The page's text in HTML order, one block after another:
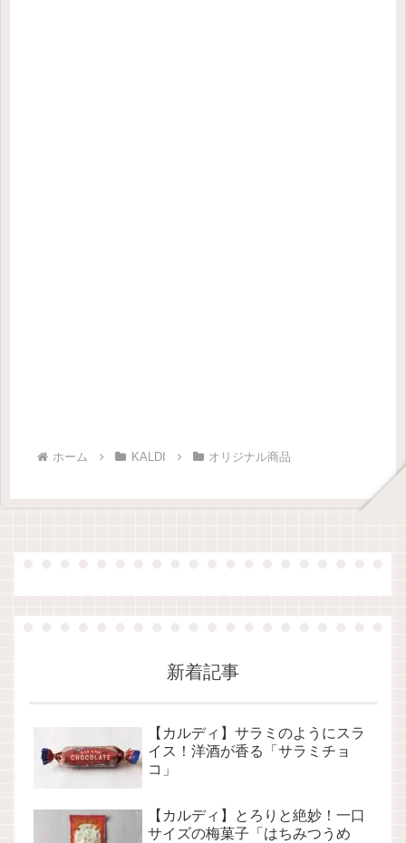
ホーム KALDI オリジナル商品
新着記事
【カルディ】サラミのようにスラ
イス！洋酒が香る「サラミチョ
コ」
【カルディ】とろりと絶妙！一口
サイズの梅菓子「はちみつうめ